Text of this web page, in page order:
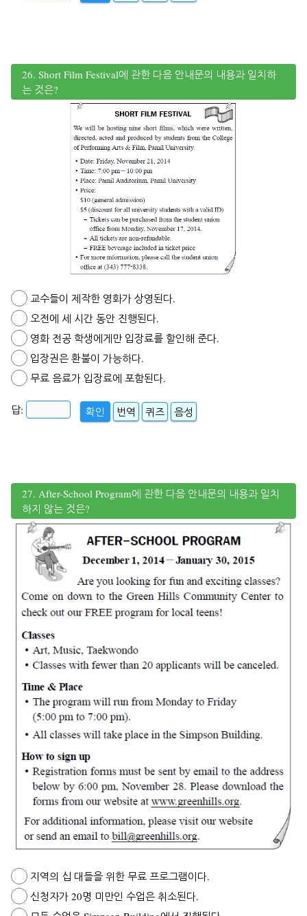
26. Short Film Festival에 관한 다음 안내문의 내용과 일치하
는 것은?
교수들이 제작한 영화가 상영된다.
오전에 세 시간 동안 진행된다.
영화 전공 학생에게만 입장료를 할인해 준다.
입장권은 환불이 가능하다.
무료 음료가 입장료에 포함된다.
답: 확인 번역 퀴즈 음성
27. After-School Program에 관한 다음 안내문의 내용과 일치
하지 않는 것은?
지역의 십 대들을 위한 무료 프로그램이다.
신청자가 20명 미만인 수업은 취소된다.